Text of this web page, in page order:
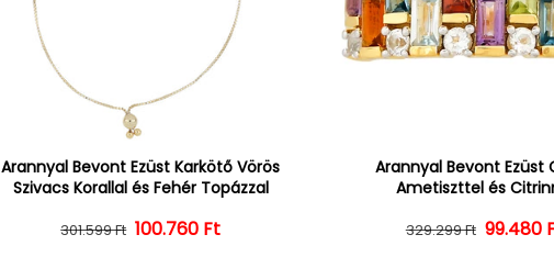
Arannyal Bevont Ezüst Karkötő Vörös
Szivacs Korallal és Fehér Topázzal
Normál ár
301.599 Ft Kedvezményes ár
100.760 Ft
Arannyal Bevont Ezüst
Ametiszttel és
Normál
329.299 Ft 99.480